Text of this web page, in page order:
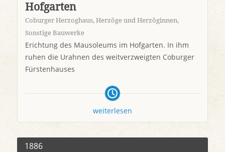
Hofgarten
Coburger Herzoghaus, Herzöge und Herzöginnen,
Sonstige Bauwerke
Erichtung des Mausoleums im Hofgarten. In ihm
ruhen die Urahnen des weitverzweigten Coburger
Fürstenhauses
weiterlesen
1886